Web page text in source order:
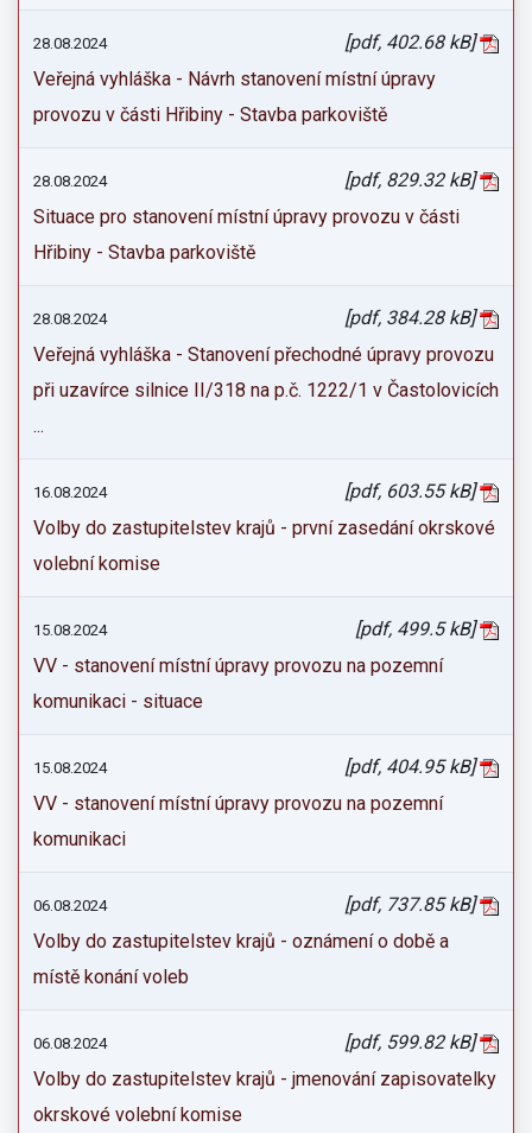
28.08.2024
[pdf, 402.68 kB]
Veřejná vyhláška - Návrh stanovení místní úpravy
provozu v části Hřibiny - Stavba parkoviště
28.08.2024
[pdf, 829.32 kB]
Situace pro stanovení místní úpravy provozu v části
Hřibiny - Stavba parkoviště
28.08.2024
[pdf, 384.28 kB]
Veřejná vyhláška - Stanovení přechodné úpravy provozu
při uzavírce silnice II/318 na p.č. 1222/1 v Častolovicích
...
16.08.2024
[pdf, 603.55 kB]
Volby do zastupitelstev krajů - první zasedání okrskové
volební komise
15.08.2024
[pdf, 499.5 kB]
VV - stanovení místní úpravy provozu na pozemní
komunikaci - situace
15.08.2024
[pdf, 404.95 kB]
VV - stanovení místní úpravy provozu na pozemní
komunikaci
06.08.2024
[pdf, 737.85 kB]
Volby do zastupitelstev krajů - oznámení o době a
místě konání voleb
06.08.2024
[pdf, 599.82 kB]
Volby do zastupitelstev krajů - jmenování zapisovatelky
okrskové volební komise